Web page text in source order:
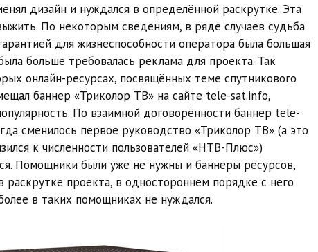
дизайн и нуждался в определённой раскрутке. Эта
По некоторым сведениям, в ряде случаев судьба
для жизнеспособности оператора была большая
больше требовалась реклама для проекта. Так
онлайн-ресурсах, посвящённых теме спутникового
баннер «Триколор ТВ» на сайте tele-sat.info,
По взаимной договорённости баннер tele-
сменилось первое руководство «Триколор ТВ» (а это
к численности пользователей «НТВ-Плюс»)
Помощники были уже не нужны и баннеры ресурсов,
проекта, в одностороннем порядке с него
в таких помощниках не нуждался.